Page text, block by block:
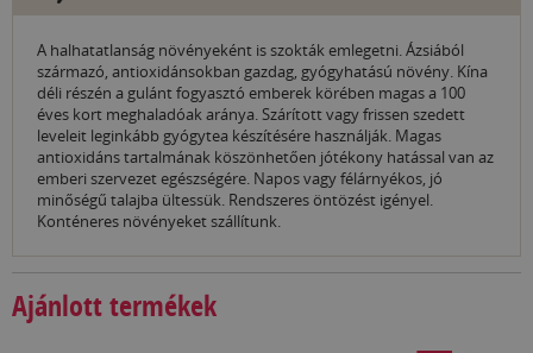
A halhatatlanság növényeként is szokták emlegetni. Ázsiából
származó, antioxidánsokban gazdag, gyógyhatású növény. Kína
déli részén a gulánt fogyasztó emberek körében magas a 100
éves kort meghaladóak aránya. Szárított vagy frissen szedett
leveleit leginkább gyógytea készítésére használják. Magas
antioxidáns tartalmának köszönhetően jótékony hatással van az
emberi szervezet egészségére. Napos vagy félárnyékos, jó
minőségű talajba ültessük. Rendszeres öntözést igényel.
Konténeres növényeket szállítunk.
Ajánlott termékek